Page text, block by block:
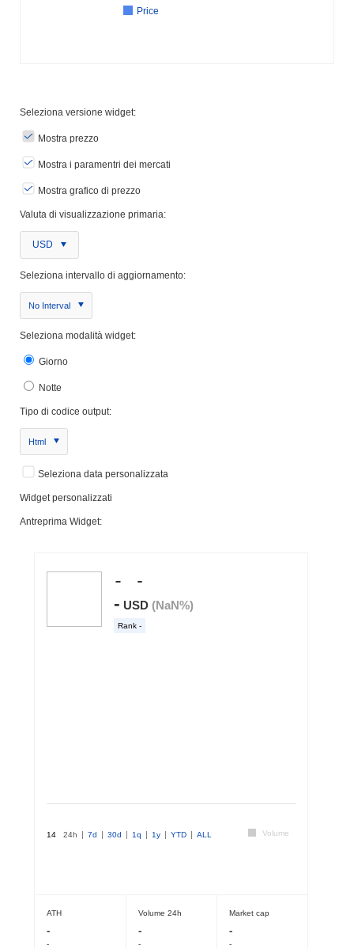
Price
Seleziona versione widget:
Mostra prezzo
Mostra i paramentri dei mercati
Mostra grafico di prezzo
Valuta di visualizzazione primaria:
USD
Seleziona intervallo di aggiornamento:
No Interval
Seleziona modalità widget:
Giorno
Notte
Tipo di codice output:
Html
Seleziona data personalizzata
Widget personalizzati
Antreprima Widget: